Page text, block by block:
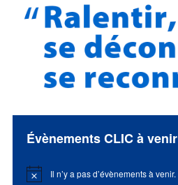
Évènements CLIC à venir
Notice Il n’y a pas d’évènements à venir.